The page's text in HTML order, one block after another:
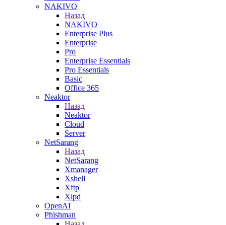
NAKIVO
Назад
NAKIVO
Enterprise Plus
Enterprise
Pro
Enterprise Essentials
Pro Essentials
Basic
Office 365
Neaktor
Назад
Neaktor
Cloud
Server
NetSarang
Назад
NetSarang
Xmanager
Xshell
Xftp
Xlpd
OpenAI
Phishman